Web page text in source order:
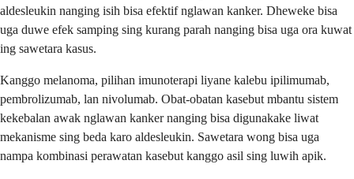
aldesleukin nanging isih bisa efektif nglawan kanker. Dheweke bisa
uga duwe efek samping sing kurang parah nanging bisa uga ora kuwat
ing sawetara kasus.
Kanggo melanoma, pilihan imunoterapi liyane kalebu ipilimumab,
pembrolizumab, lan nivolumab. Obat-obatan kasebut mbantu sistem
kekebalan awak nglawan kanker nanging bisa digunakake liwat
mekanisme sing beda karo aldesleukin. Sawetara wong bisa uga
nampa kombinasi perawatan kasebut kanggo asil sing luwih apik.